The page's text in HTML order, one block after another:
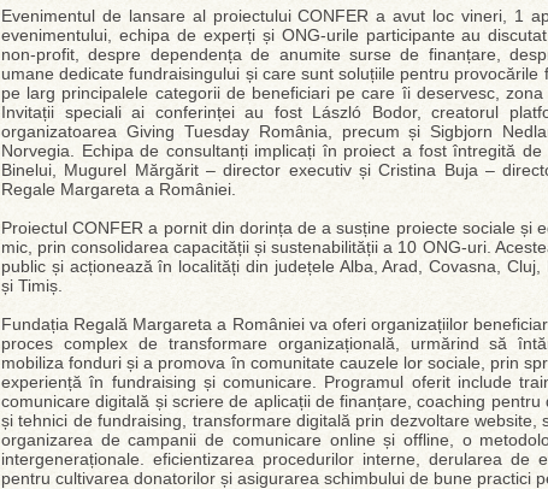
Evenimentul de lansare al proiectului CONFER a avut loc vineri, 1
evenimentului, echipa de experți și ONG-urile participante au
non-profit, despre dependența de anumite surse de finanțare,
umane dedicate fundraisingului și care sunt soluțiile pentru
pe larg principalele categorii de beneficiari pe care îi deservesc,
Invitații speciali ai conferinței au fost László Bodor, creatorul
organizatoarea Giving Tuesday România, precum și Sigbjorn
Norvegia. Echipa de consultanți implicați în proiect a fost întregită
Binelui, Mugurel Mărgărit – director executiv și Cristina Buja –
Regale Margareta a României.
Proiectul CONFER a pornit din dorința de a susține proiecte sociale și
mic, prin consolidarea capacității și sustenabilității a 10 ONG-uri.
public și acționează în localități din județele Alba, Arad, Covasna,
și Timiș.
Fundația Regală Margareta a României va oferi organizațiilor
proces complex de transformare organizațională, urmărind să
mobiliza fonduri și a promova în comunitate cauzele lor sociale, prin
experiență în fundraising și comunicare. Programul oferit include
comunicare digitală și scriere de aplicații de finanțare, coaching
și tehnici de fundraising, transformare digitală prin dezvoltare website,
organizarea de campanii de comunicare online și offline, o
intergeneraționale. eficientizarea procedurilor interne, derularea de
pentru cultivarea donatorilor și asigurarea schimbului de bune practici